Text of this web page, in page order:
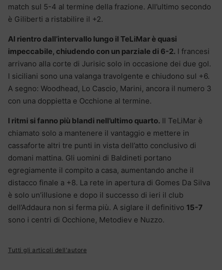
match sul 5-4 al termine della frazione. All’ultimo secondo
è Giliberti a ristabilire il +2.
Al rientro dall’intervallo lungo il TeLiMar è quasi
impeccabile, chiudendo con un parziale di 6-2. I francesi
arrivano alla corte di Jurisic solo in occasione dei due gol.
I siciliani sono una valanga travolgente e chiudono sul +6.
A segno: Woodhead, Lo Cascio, Marini, ancora il numero 3
con una doppietta e Occhione al termine.
I ritmi si fanno più blandi nell’ultimo quarto. Il TeLiMar è
chiamato solo a mantenere il vantaggio e mettere in
cassaforte altri tre punti in vista dell’atto conclusivo di
domani mattina. Gli uomini di Baldineti portano
egregiamente il compito a casa, aumentando anche il
distacco finale a +8. La rete in apertura di Gomes Da Silva
è solo un’illusione e dopo il successo di ieri il club
dell’Addaura non si ferma più. A siglare il definitivo 15-7
sono i centri di Occhione, Metodiev e Nuzzo.
Tutti gli articoli dell'autore